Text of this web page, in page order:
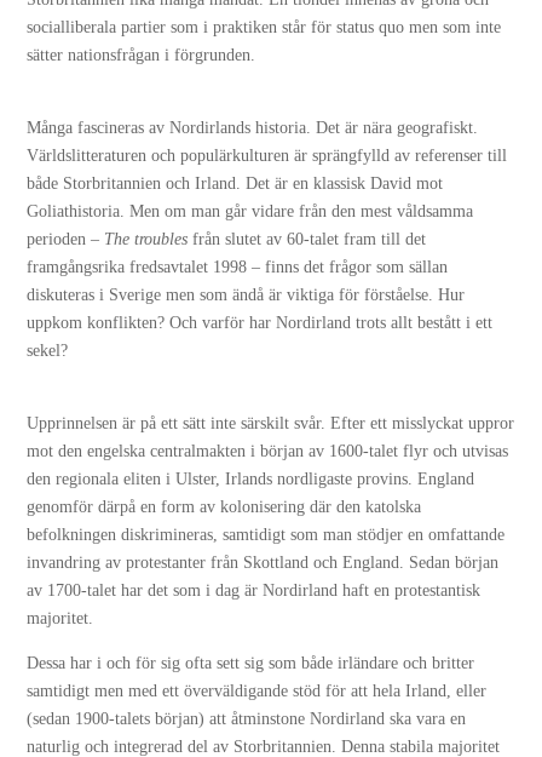
socialliberala partier som i praktiken står för status quo men som inte
sätter nationsfrågan i förgrunden.
Många fascineras av Nordirlands historia. Det är nära geografiskt.
Världslitteraturen och populärkulturen är sprängfylld av referenser till
både Storbritannien och Irland. Det är en klassisk David mot
Goliathistoria. Men om man går vidare från den mest våldsamma
perioden – The troubles från slutet av 60-talet fram till det
framgångsrika fredsavtalet 1998 – finns det frågor som sällan
diskuteras i Sverige men som ändå är viktiga för förståelse. Hur
uppkom konflikten? Och varför har Nordirland trots allt bestått i ett
sekel?
Upprinnelsen är på ett sätt inte särskilt svår. Efter ett misslyckat uppror
mot den engelska centralmakten i början av 1600-talet flyr och utvisas
den regionala eliten i Ulster, Irlands nordligaste provins. England
genomför därpå en form av kolonisering där den katolska
befolkningen diskrimineras, samtidigt som man stödjer en omfattande
invandring av protestanter från Skottland och England. Sedan början
av 1700-talet har det som i dag är Nordirland haft en protestantisk
majoritet.
Dessa har i och för sig ofta sett sig som både irländare och britter
samtidigt men med ett överväldigande stöd för att hela Irland, eller
(sedan 1900-talets början) att åtminstone Nordirland ska vara en
naturlig och integrerad del av Storbritannien. Denna stabila majoritet